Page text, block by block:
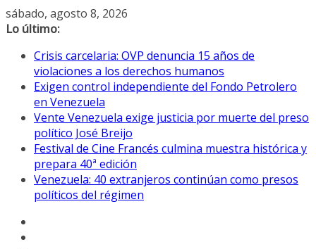
Saltar
al
sábado, agosto 8, 2026
Lo último:
Crisis carcelaria: OVP denuncia 15 años de
violaciones a los derechos humanos
Exigen control independiente del Fondo Petrolero
en Venezuela
Vente Venezuela exige justicia por muerte del preso
político José Breijo
Festival de Cine Francés culmina muestra histórica y
prepara 40ª edición
Venezuela: 40 extranjeros continúan como presos
políticos del régimen